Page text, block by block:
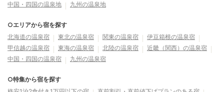
中国・四国の温泉地
九州の温泉地
○エリアから宿を探す
北海道の温泉宿
東北の温泉宿 関東の温泉宿
伊豆箱根の温泉宿
甲信越の温泉宿
東海の温泉宿 北陸の温泉宿
近畿（関西）の温泉宿
中国・四国の温泉宿
九州の温泉宿
○特集から宿を探す